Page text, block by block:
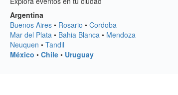
Argentina
Buenos Aires • Rosario •Cordoba
Mar del Plata • Bahia Blanca • Mendoza
Neuquen •Tandil
México •Chile • Uruguay